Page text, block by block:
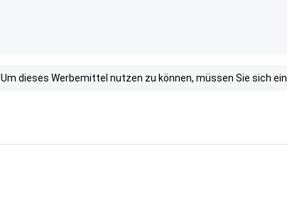
Um dieses Werbemittel nutzen zu können, müssen Sie sich